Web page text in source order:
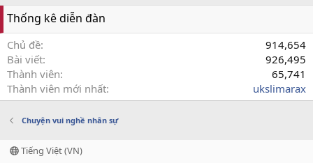
Thống kê diễn đàn
Chủ đề
914,654
Bài viết
926,495
Thành viên
65,741
Thành viên mới nhất
ukslimarax
Chuyện vui nghề nhân sự
Tiếng Việt (VN)